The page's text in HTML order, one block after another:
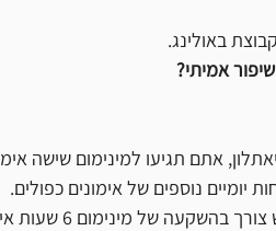
באולינג.
שיפור אמיתי?
אתם תגיעו למינימום שישה
נוספים של אימונים כפולים.
מינימום 6 שעות אימון בשבוע.